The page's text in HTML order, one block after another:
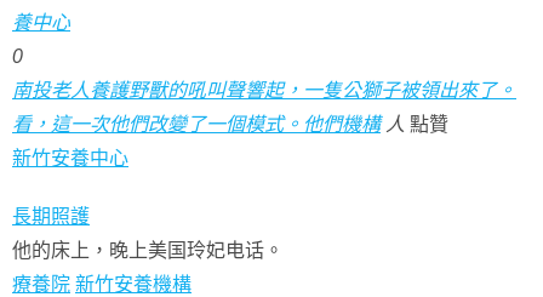
養中心
0
南投老人養護野獸的吼叫聲響起，一隻公獅子被領出來了。
看，這一次他們改變了一個模式。他們機構 人 點贊
新竹安養中心
長期照護
他的床上，晚上美国玲妃电话。
療養院 新竹安養機構